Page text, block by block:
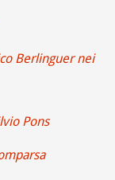
Berlinguer nei
Pons